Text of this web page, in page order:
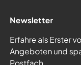
Newsletter
Erfahre als Erster
Angeboten und
Postfach.